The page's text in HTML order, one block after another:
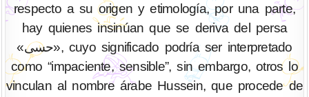
respecto a su origen y etimología, por una parte,
hay quienes insinúan que se deriva del persa
«حسی», cuyo significado podría ser interpretado
como “impaciente, sensible”, sin embargo, otros lo
vinculan al nombre árabe Hussein, que procede de